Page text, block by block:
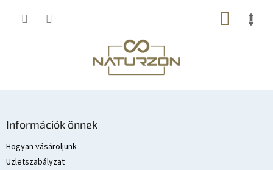
KOSÁR
Információk önnek
Hogyan vásároljunk
Üzletszabályzat